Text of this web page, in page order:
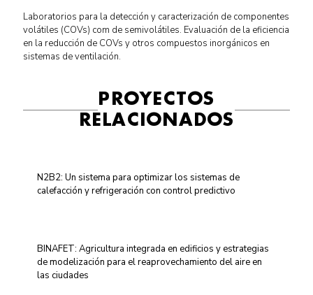
Laboratorios para la detección y caracterización de componentes
volátiles (COVs) com de semivolátiles. Evaluación de la eficiencia
en la reducción de COVs y otros compuestos inorgánicos en
sistemas de ventilación.
PROYECTOS
RELACIONADOS
N2B2: Un sistema para optimizar los sistemas de
calefacción y refrigeración con control predictivo
BINAFET: Agricultura integrada en edificios y estrategias
de modelización para el reaprovechamiento del aire en
las ciudades